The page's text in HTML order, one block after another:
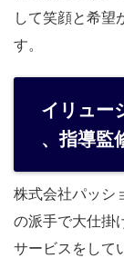
して笑顔と希望
す。
イリュー
、指導監
株式会社パッシ
の派手で大仕掛
サービスをして